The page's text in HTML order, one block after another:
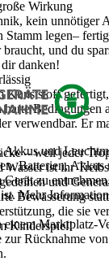
Wirkung
kein unnötiger
Stamm legen–
und du
danken!
Kunststoff
harte Bedingungen
verwendbar. Er
– weil jeder
ist ihr
und
Bewässerung
die sie
Kinderspiel!
Akkus und
Batterien,
zu
Mehr
Marktplatz-
Rücknahme